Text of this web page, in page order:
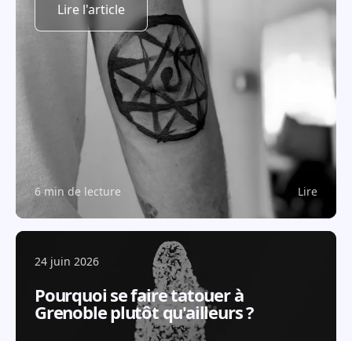
Lire l'article
6 min de lecture Lire
24 juin 2026
Pourquoi se faire tatouer à
Grenoble plutôt qu'ailleurs ?